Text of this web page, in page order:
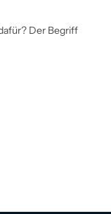
Der Begriff